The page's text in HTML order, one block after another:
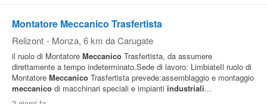
Montatore Meccanico Trasfertista
Relizont - Monza, 6 km da Carugate
il ruolo di Montatore Meccanico Trasfertista, da assumere
direttamente a tempo indeterminato.Sede di lavoro: LimbiateIl ruolo di
Montatore Meccanico Trasfertista prevede:assemblaggio e montaggio
meccanico di macchinari speciali e impianti industriali...